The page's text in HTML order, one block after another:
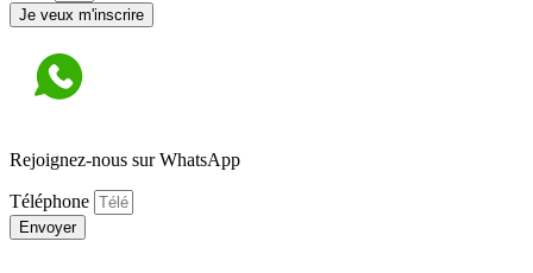
Je veux m'inscrire
Rejoignez-nous sur WhatsApp
Téléphone
Envoyer